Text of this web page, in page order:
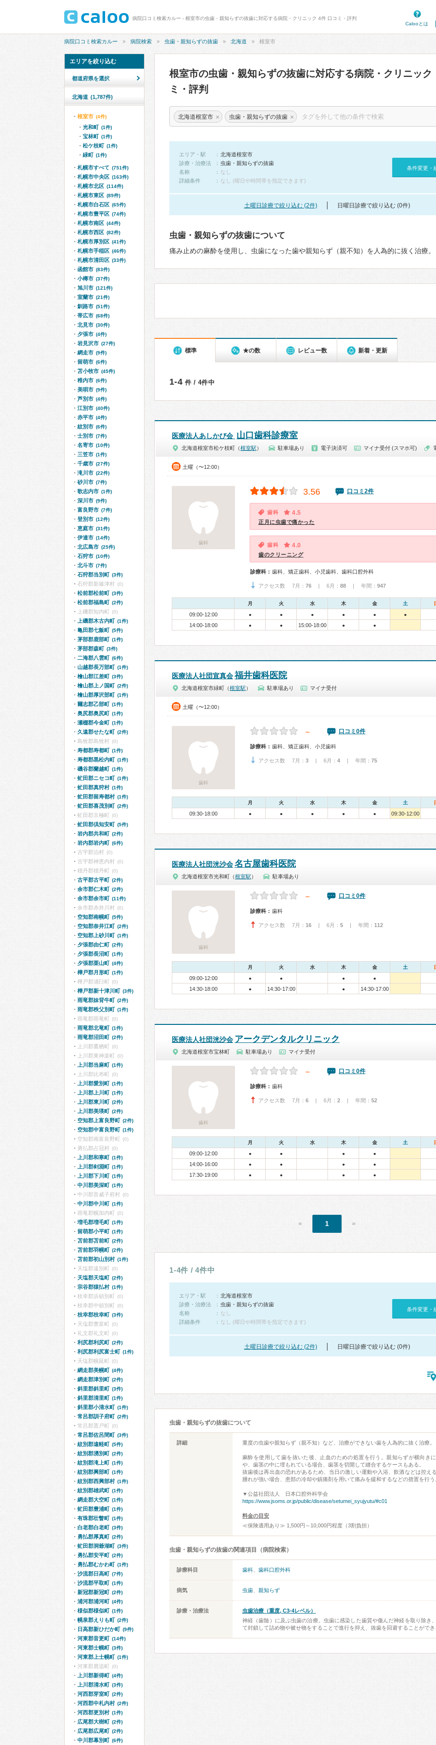
病院口コミ検索カルー - 根室市の虫歯・親知らずの抜歯に対応する病院・クリニック 4件 口コミ・評判
Calooとは
病院口コミ検索カルー 病院検索 虫歯・親知らずの抜歯 北海道 根室市
根室市の虫歯・親知らずの抜歯に対応する病院・クリニック
ミ・評判
北海道根室市 × 虫歯・親知らずの抜歯 ×
エリア・駅
北海道根室市
診療・治療法
虫歯・親知らずの抜歯
名称
なし
詳細条件
なし (曜日や時間帯を指定できます)
条件変更・
土曜日診療で絞り込む (2件) 日曜日診療で絞り込む (0件)
虫歯・親知らずの抜歯について
痛み止めの麻酔を使用し、虫歯になった歯や親知らず（親不知）を人為的に抜く治療。
標準 ★の数 レビュー数 新着・更新
1-4 件 / 4件中
医療法人あしかび会 山口歯科診療室
北海道根室市松ケ枝町（根室駅 ） 駐車場あり 電子決済可 マイナ受付 (スマホ可)
土曜（〜12:00）
歯科
3.56 口コミ2件
歯科 4.5
正月に虫歯で痛かった
歯科 4.0
歯のクリーニング
診療科： 歯科、矯正歯科、小児歯科、歯科口腔外科
アクセス数 7月： 76 | 6月： 88 | 年間： 947
月 火 水 木 金 土
09:00-12:00 ● ● ● ● ● ●
14:00-18:00 ● ● 15:00-18:00 ● ●
医療法人社団宣真会福井歯科医院
北海道根室市緑町（根室駅 ） 駐車場あり マイナ受付
土曜（〜12:00）
歯科
－ 口コミ0件
診療科： 歯科、矯正歯科、小児歯科
アクセス数 7月： 3 | 6月： 4 | 年間： 75
月 火 水 木 金 土
09:30-18:00 ● ● ● ● ● 09:30-12:00
医療法人社団洸沙会名古屋歯科医院
北海道根室市光和町（根室駅 ） 駐車場あり
歯科
－ 口コミ0件
診療科： 歯科
アクセス数 7月： 16 | 6月： 5 | 年間： 112
月 火 水 木 金 土
09:00-12:00 ● ● ● ●
14:30-18:00 ● 14:30-17:00 ● 14:30-17:00
医療法人社団洸沙会 アークデンタルクリニック
北海道根室市宝林町 駐車場あり マイナ受付
歯科
－ 口コミ0件
診療科： 歯科
アクセス数 7月： 6 | 6月： 2 | 年間： 52
月 火 水 木 金 土
09:00-12:00 ● ● ● ●
14:00-16:00 ● ● ● ●
17:30-19:00 ● ● ● ●
« 1 »
1-4件 / 4件中
エリア・駅
北海道根室市
診療・治療法
虫歯・親知らずの抜歯
名称
なし
詳細条件
なし (曜日や時間帯を指定できます)
条件変更・
土曜日診療で絞り込む (2件) 日曜日診療で絞り込む (0件)
虫歯・親知らずの抜歯について
詳細 重度の虫歯や親知らず（親不知）など、治療ができない歯を人為的に抜く治療。
麻酔を使用して歯を抜いた後、止血のための処置を行う。親知らずが横向き
や、歯茎の中に埋もれている場合、歯茎を切開して縫合するケースもある。
抜歯後は再出血の恐れがあるため、当日の激しい運動や入浴、飲酒などは控え
腫れが強い場合、患部の冷却や鎮痛剤を用いて痛みを緩和するなどの措置を行う
▼公益社団法人 日本口腔外科学会
https://www.jsoms.or.jp/public/disease/setumei_syujyutu/#c01
料金の目安
≪保険適用あり≫ 1,500円～10,000円程度（3割負担）
虫歯・親知らずの抜歯の関連項目（病院検索）
診療科目 歯科 歯科口腔外科
病気 虫歯 親知らず
診療・治療法
虫歯治療（重度, C3-4レベル）
神経（歯髄）に及ぶ虫歯の治療。虫歯に感染した歯質や傷んだ神経を取り除き
て封鎖して詰め物や被せ物をすることで進行を抑え、抜歯を回避することができ
エリアを絞り込む
都道府県を選択
北海道 (1,787件)
根室市 (4件)
光和町 (1件)
宝林町 (1件)
松ケ枝町 (1件)
緑町 (1件)
札幌市すべて (751件)
札幌市中央区 (163件)
札幌市北区 (114件)
札幌市東区 (89件)
札幌市白石区 (65件)
札幌市豊平区 (74件)
札幌市南区 (44件)
札幌市西区 (82件)
札幌市厚別区 (41件)
札幌市手稲区 (46件)
札幌市清田区 (33件)
函館市 (83件)
小樽市 (37件)
旭川市 (121件)
室蘭市 (21件)
釧路市 (51件)
帯広市 (68件)
北見市 (30件)
夕張市 (4件)
岩見沢市 (27件)
網走市 (9件)
留萌市 (6件)
苫小牧市 (45件)
稚内市 (6件)
美唄市 (9件)
芦別市 (4件)
江別市 (40件)
赤平市 (4件)
紋別市 (6件)
士別市 (7件)
名寄市 (10件)
三笠市 (1件)
千歳市 (27件)
滝川市 (22件)
砂川市 (7件)
歌志内市 (1件)
深川市 (9件)
富良野市 (7件)
登別市 (12件)
恵庭市 (31件)
伊達市 (14件)
北広島市 (25件)
石狩市 (10件)
北斗市 (7件)
石狩郡当別町 (3件)
石狩郡新篠津村 (0)
松前郡松前町 (3件)
松前郡福島町 (2件)
上磯郡知内町 (0)
上磯郡木古内町 (1件)
亀田郡七飯町 (5件)
茅部郡鹿部町 (1件)
茅部郡森町 (3件)
二海郡八雲町 (6件)
山越郡長万部町 (1件)
檜山郡江差町 (3件)
檜山郡上ノ国町 (2件)
檜山郡厚沢部町 (1件)
爾志郡乙部町 (1件)
奥尻郡奥尻町 (1件)
瀬棚郡今金町 (1件)
久遠郡せたな町 (2件)
島牧郡島牧村 (0)
寿都郡寿都町 (1件)
寿都郡黒松内町 (1件)
磯谷郡蘭越町 (1件)
虻田郡ニセコ町 (1件)
虻田郡真狩村 (1件)
虻田郡留寿都村 (1件)
虻田郡喜茂別町 (2件)
虻田郡京極町 (0)
虻田郡倶知安町 (5件)
岩内郡共和町 (2件)
岩内郡岩内町 (6件)
古宇郡泊村 (0)
古宇郡神恵内村 (0)
積丹郡積丹町 (0)
古平郡古平町 (2件)
余市郡仁木町 (2件)
余市郡余市町 (11件)
余市郡赤井川村 (0)
空知郡南幌町 (5件)
空知郡奈井江町 (2件)
空知郡上砂川町 (1件)
夕張郡由仁町 (2件)
夕張郡長沼町 (1件)
夕張郡栗山町 (4件)
樺戸郡月形町 (1件)
樺戸郡浦臼町 (0)
樺戸郡新十津川町 (3件)
雨竜郡妹背牛町 (2件)
雨竜郡秩父別町 (1件)
雨竜郡雨竜町 (0)
雨竜郡北竜町 (1件)
雨竜郡沼田町 (2件)
上川郡鷹栖町 (0)
上川郡東神楽町 (0)
上川郡当麻町 (1件)
上川郡比布町 (0)
上川郡愛別町 (1件)
上川郡上川町 (1件)
上川郡東川町 (2件)
上川郡美瑛町 (2件)
空知郡上富良野町 (2件)
空知郡中富良野町 (1件)
空知郡南富良野町 (0)
勇払郡占冠村 (0)
上川郡和寒町 (1件)
上川郡剣淵町 (1件)
上川郡下川町 (1件)
中川郡美深町 (1件)
中川郡音威子府村 (0)
中川郡中川町 (1件)
雨竜郡幌加内町 (0)
増毛郡増毛町 (1件)
留萌郡小平町 (1件)
苫前郡苫前町 (2件)
苫前郡羽幌町 (2件)
苫前郡初山別村 (1件)
天塩郡遠別町 (0)
天塩郡天塩町 (2件)
宗谷郡猿払村 (1件)
枝幸郡浜頓別町 (0)
枝幸郡中頓別町 (0)
枝幸郡枝幸町 (3件)
天塩郡豊富町 (0)
礼文郡礼文町 (0)
利尻郡利尻町 (2件)
利尻郡利尻富士町 (1件)
天塩郡幌延町 (0)
網走郡美幌町 (4件)
網走郡津別町 (2件)
斜里郡斜里町 (3件)
斜里郡清里町 (1件)
斜里郡小清水町 (1件)
常呂郡訓子府町 (2件)
常呂郡置戸町 (0)
常呂郡佐呂間町 (3件)
紋別郡遠軽町 (5件)
紋別郡湧別町 (2件)
紋別郡滝上町 (1件)
紋別郡興部町 (1件)
紋別郡西興部村 (1件)
紋別郡雄武町 (1件)
網走郡大空町 (1件)
虻田郡豊浦町 (1件)
有珠郡壮瞥町 (1件)
白老郡白老町 (3件)
勇払郡厚真町 (2件)
虻田郡洞爺湖町 (3件)
勇払郡安平町 (2件)
勇払郡むかわ町 (1件)
沙流郡日高町 (7件)
沙流郡平取町 (1件)
新冠郡新冠町 (2件)
浦河郡浦河町 (4件)
様似郡様似町 (1件)
幌泉郡えりも町 (2件)
日高郡新ひだか町 (9件)
河東郡音更町 (14件)
河東郡士幌町 (3件)
河東郡上士幌町 (1件)
河東郡鹿追町 (0)
上川郡新得町 (4件)
上川郡清水町 (3件)
河西郡芽室町 (2件)
河西郡中札内村 (2件)
河西郡更別村 (1件)
広尾郡大樹町 (2件)
広尾郡広尾町 (2件)
中川郡幕別町 (6件)